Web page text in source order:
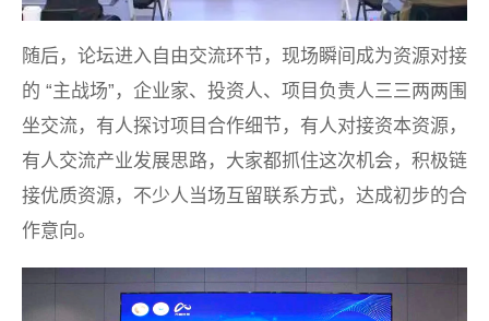
随后，论坛进入自由交流环节，现场瞬间成为资源对接
的 “主战场”，企业家、投资人、项目负责人三三两两围
坐交流，有人探讨项目合作细节，有人对接资本资源，
有人交流产业发展思路，大家都抓住这次机会，积极链
接优质资源，不少人当场互留联系方式，达成初步的合
作意向。